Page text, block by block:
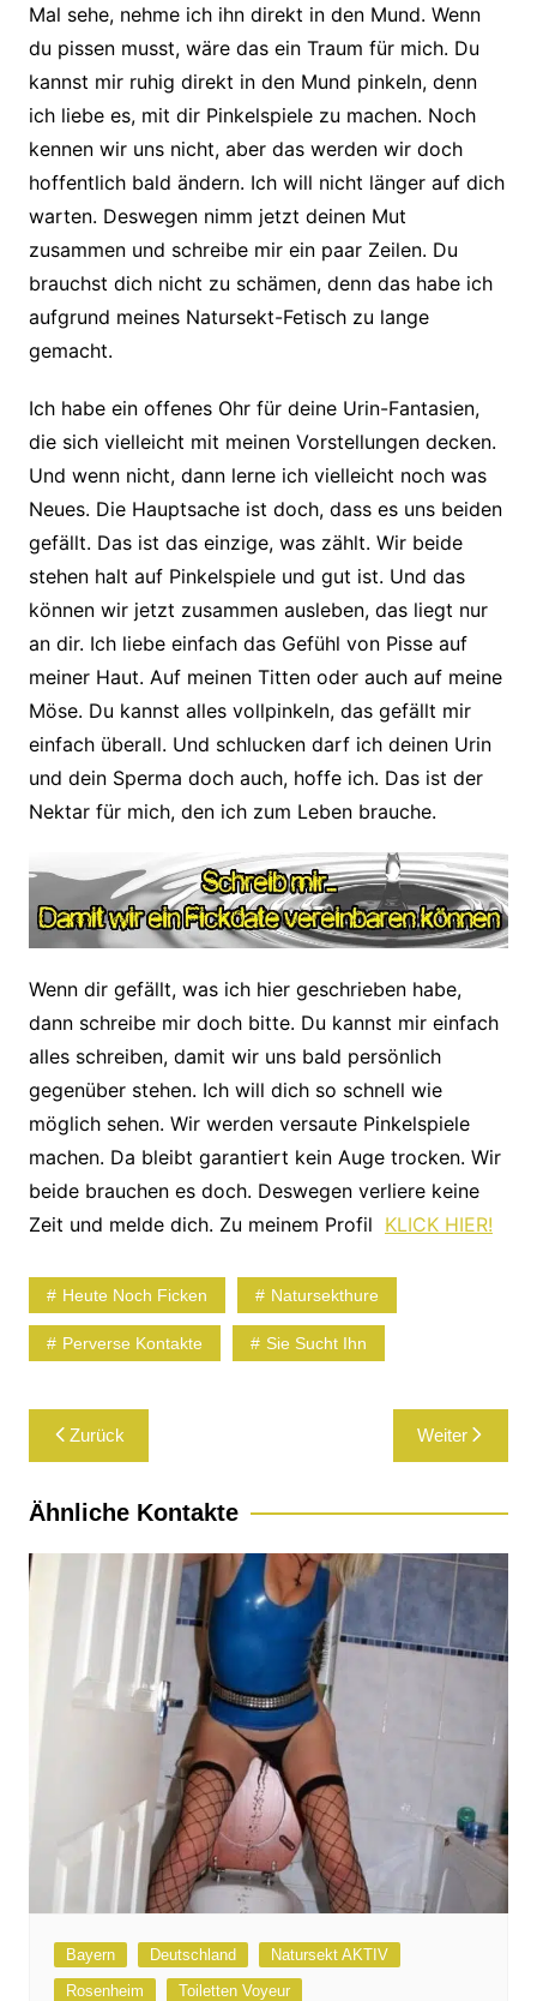
Mal sehe, nehme ich ihn direkt in den Mund. Wenn
du pissen musst, wäre das ein Traum für mich. Du
kannst mir ruhig direkt in den Mund pinkeln, denn
ich liebe es, mit dir Pinkelspiele zu machen. Noch
kennen wir uns nicht, aber das werden wir doch
hoffentlich bald ändern. Ich will nicht länger auf dich
warten. Deswegen nimm jetzt deinen Mut
zusammen und schreibe mir ein paar Zeilen. Du
brauchst dich nicht zu schämen, denn das habe ich
aufgrund meines Natursekt-Fetisch zu lange
gemacht.
Ich habe ein offenes Ohr für deine Urin-Fantasien,
die sich vielleicht mit meinen Vorstellungen decken.
Und wenn nicht, dann lerne ich vielleicht noch was
Neues. Die Hauptsache ist doch, dass es uns beiden
gefällt. Das ist das einzige, was zählt. Wir beide
stehen halt auf Pinkelspiele und gut ist. Und das
können wir jetzt zusammen ausleben, das liegt nur
an dir. Ich liebe einfach das Gefühl von Pisse auf
meiner Haut. Auf meinen Titten oder auch auf meine
Möse. Du kannst alles vollpinkeln, das gefällt mir
einfach überall. Und schlucken darf ich deinen Urin
und dein Sperma doch auch, hoffe ich. Das ist der
Nektar für mich, den ich zum Leben brauche.
Wenn dir gefällt, was ich hier geschrieben habe,
dann schreibe mir doch bitte. Du kannst mir einfach
alles schreiben, damit wir uns bald persönlich
gegenüber stehen. Ich will dich so schnell wie
möglich sehen. Wir werden versaute Pinkelspiele
machen. Da bleibt garantiert kein Auge trocken. Wir
beide brauchen es doch. Deswegen verliere keine
Zeit und melde dich. Zu meinem Profil KLICK HIER!
Heute Noch Ficken Natursekthure
Perverse Kontakte Sie Sucht Ihn
Beitragsnavigation
Zurück Weiter
Ähnliche Kontakte
Bayern Deutschland
Natursekt AKTIV
Rosenheim
Toiletten Voyeur